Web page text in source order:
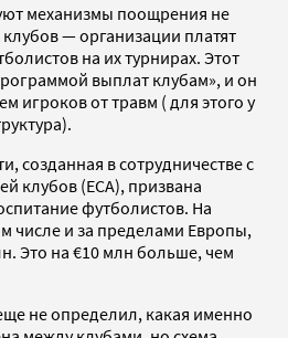
механизмы поощрения не
— организации платят
на их турнирах. Этот
выплат клубам», и он
игроков от травм ( для этого у
созданная в сотрудничестве с
клубов (ECA), призвана
футболистов. На
числе и за пределами Европы,
Это на €10 млн больше, чем
не определил, какая именно